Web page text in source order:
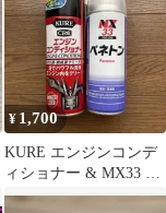
¥ 1,700
KURE エンジンコンデ
ィショナー & MX33 ペ
ネトン